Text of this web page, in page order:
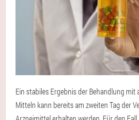
Ein stabiles Ergebnis der Behandlung mit
Mitteln kann bereits am zweiten Tag der